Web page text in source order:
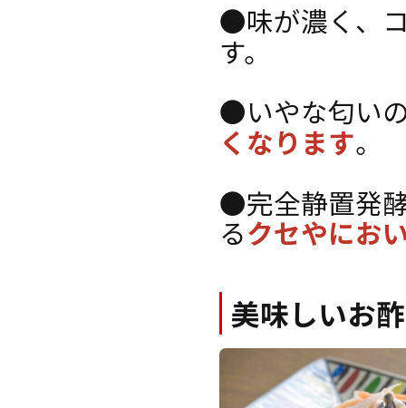
●味が濃く、
す。
●いやな匂い
くなります。
●完全静置発
るクセやにお
美味しいお